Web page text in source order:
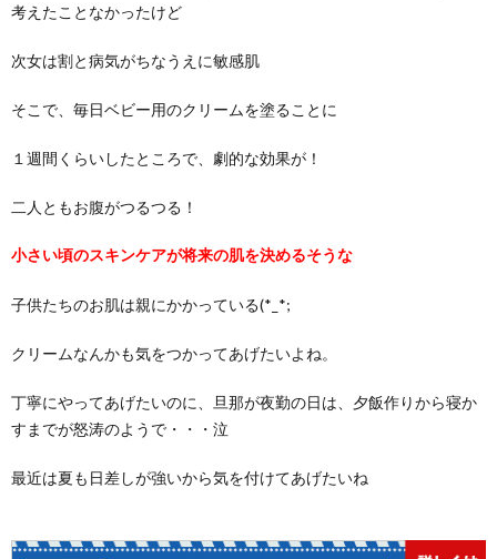
考えたことなかったけど
次女は割と病気がちなうえに敏感肌
そこで、毎日ベビー用のクリームを塗ることに
１週間くらいしたところで、劇的な効果が！
二人ともお腹がつるつる！
小さい頃のスキンケアが将来の肌を決めるそうな
子供たちのお肌は親にかかっている(*_*;
クリームなんかも気をつかってあげたいよね。
丁寧にやってあげたいのに、旦那が夜勤の日は、夕飯作りから寝か
すまでが怒涛のようで・・・泣
最近は夏も日差しが強いから気を付けてあげたいね